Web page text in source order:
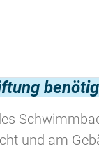
und am